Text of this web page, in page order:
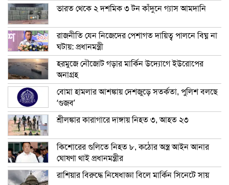
ভারত থেকে ২ দশমিক ৩ টন কাঁদুনে গ্যাস আমদানি
রাজনীতি যেন নিজেদের পেশাগত দায়িত্ব পালনে বিঘ্ন না
ঘটায়: প্রধানমন্ত্রী
হরমুজে নৌজোট গড়ার মার্কিন উদ্যোগে ইউরোপের
অনাগ্রহ
বোমা হামলার আশঙ্কায় দেশজুড়ে সতর্কতা, পুলিশ বলছে
‘গুজব’
শ্রীলঙ্কার কারাগারে দাঙ্গায় নিহত ৩, আহত ২৩
কিশোরের গুলিতে নিহত ৮, কঠোর অস্ত্র আইন আনার
ঘোষণা থাই প্রধানমন্ত্রীর
রাশিয়ার বিরুদ্ধে নিষেধাজ্ঞা বিলে মার্কিন সিনেটে সায়